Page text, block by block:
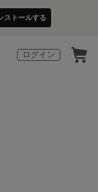
ストールする
ログイン